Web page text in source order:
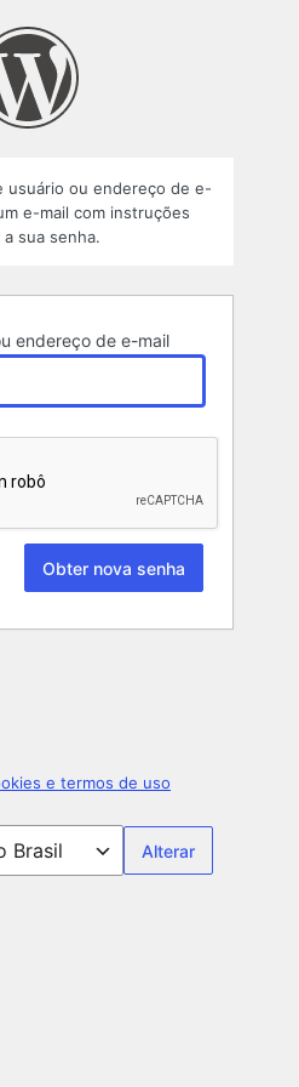
usuário ou endereço de e-
e-mail com instruções
sua senha.
endereço de e-mail
e termos de uso